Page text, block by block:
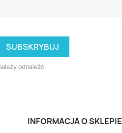
odnaleźć
INFORMACJA O SKLEPIE